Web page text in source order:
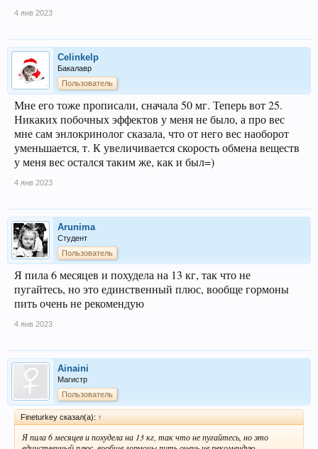
4 янв 2023
Celinkelp
Бакалавр
Пользователь
Мне его тоже прописали, сначала 50 мг. Теперь вот 25.
Никаких побочных эффектов у меня не было, а про вес
мне сам энлокринолог сказала, что от него вес наоборот
уменьшается, т. К увеличивается скорость обмена веществ
у меня вес остался таким же, как и был=)
4 янв 2023
Arunima
Студент
Пользователь
Я пила 6 месяцев и похудела на 13 кг, так что не
пугайтесь, но это единственный плюс, вообще гормоны
пить очень не рекомендую
4 янв 2023
Ainaini
Магистр
Пользователь
Fineturkey сказал(а): ↑
Я пила 6 месяцев и похудела на 13 кг, так что не пугайтесь, но это